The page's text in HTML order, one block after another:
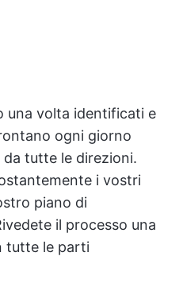
una volta identificati e
ogni giorno
tutte le direzioni.
i vostri
piano di
il processo una
tutte le parti